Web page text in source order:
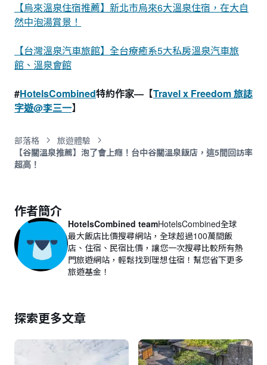
【烏來溫泉住宿推薦】新北市烏來6大溫泉住宿，在大自
然中泡湯賞景！
【台灣溫泉汽車旅館】全台療癒系5大私房溫泉汽車旅
館、溫泉會館
#HotelsCombined特約作家—【Travel x Freedom 旅誌
字遊@李三一】
部落格
旅遊體驗
【谷關溫泉推薦】泡了會上癮！台中谷關溫泉飯店，這5間回訪率
超高！
作者簡介
HotelsCombined teamHotelsCombined全球
最大飯店比價搜尋網站，全球超過100萬間飯
店、住宿、民宿比價，讓您一次搜尋比較所有熱
門旅遊網站，輕鬆找到理想住宿！幫您省下更多
旅遊基金！
探索更多文章